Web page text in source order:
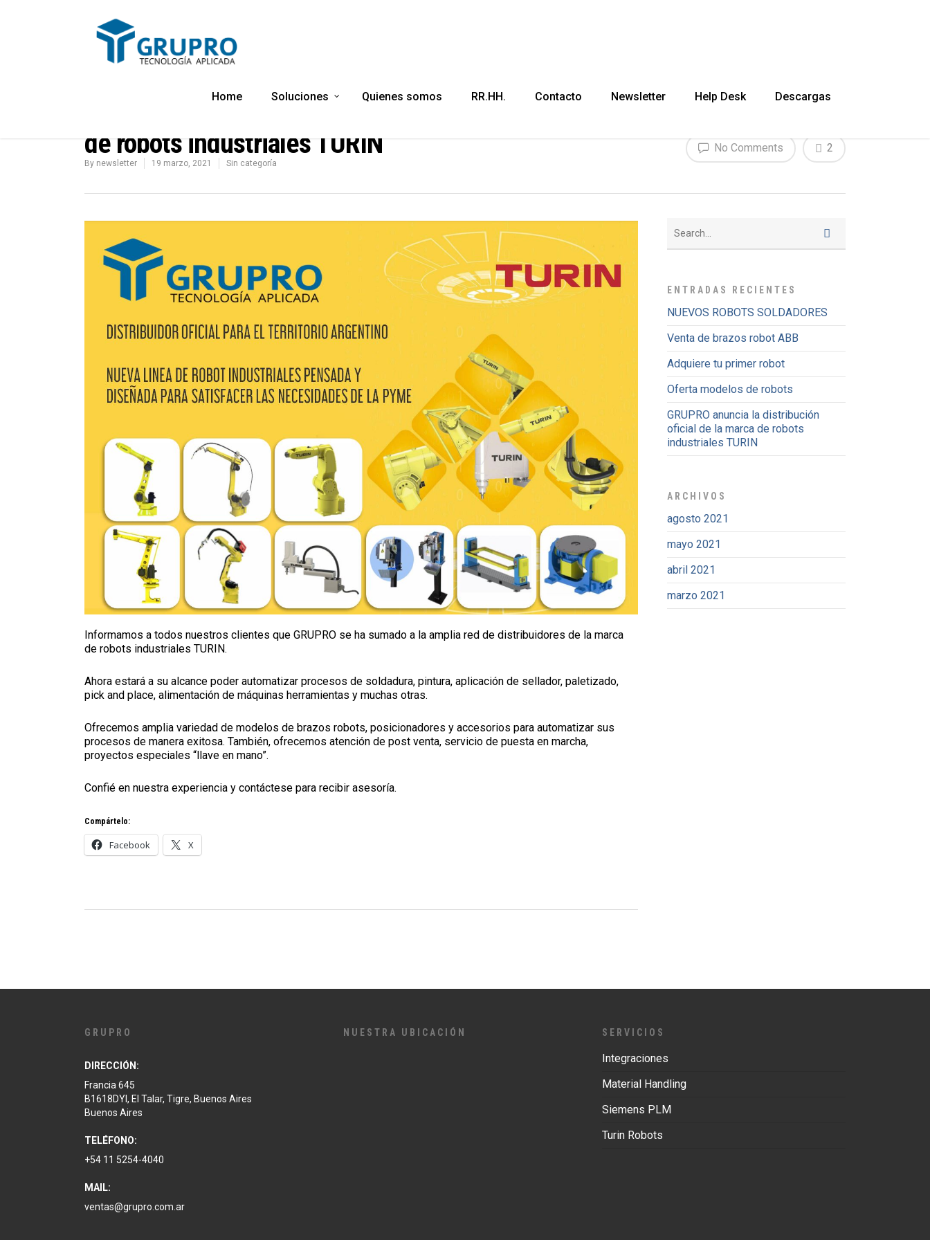
Home Soluciones Quienes somos RR.HH. Contacto Newsletter Help Desk Descargas
de robots industriales TURIN
By newsletter 19 marzo, 2021 Sin categoría
No Comments 2
Informamos a todos nuestros clientes que GRUPRO se ha sumado a la amplia red de distribuidores de la marca
de robots industriales TURIN.
Ahora estará a su alcance poder automatizar procesos de soldadura, pintura, aplicación de sellador, paletizado,
pick and place, alimentación de máquinas herramientas y muchas otras.
Ofrecemos amplia variedad de modelos de brazos robots, posicionadores y accesorios para automatizar sus
procesos de manera exitosa. También, ofrecemos atención de post venta, servicio de puesta en marcha,
proyectos especiales “llave en mano”.
Confié en nuestra experiencia y contáctese para recibir asesoría.
Compártelo:
Facebook X
ENTRADAS RECIENTES
NUEVOS ROBOTS SOLDADORES
Venta de brazos robot ABB
Adquiere tu primer robot
Oferta modelos de robots
GRUPRO anuncia la distribución
oficial de la marca de robots
industriales TURIN
ARCHIVOS
agosto 2021
mayo 2021
abril 2021
marzo 2021
GRUPRO
DIRECCIÓN:
Francia 645
B1618DYI, El Talar, Tigre, Buenos Aires
Buenos Aires
TELÉFONO:
+54 11 5254-4040
MAIL:
ventas@grupro.com.ar
NUESTRA UBICACIÓN SERVICIOS
Integraciones
Material Handling
Siemens PLM
Turin Robots